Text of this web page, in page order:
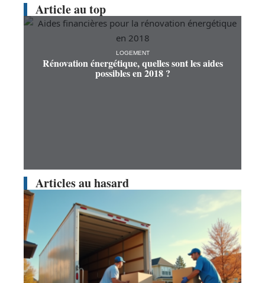
Article au top
LOGEMENT
Rénovation énergétique, quelles sont les aides
possibles en 2018 ?
Articles au hasard